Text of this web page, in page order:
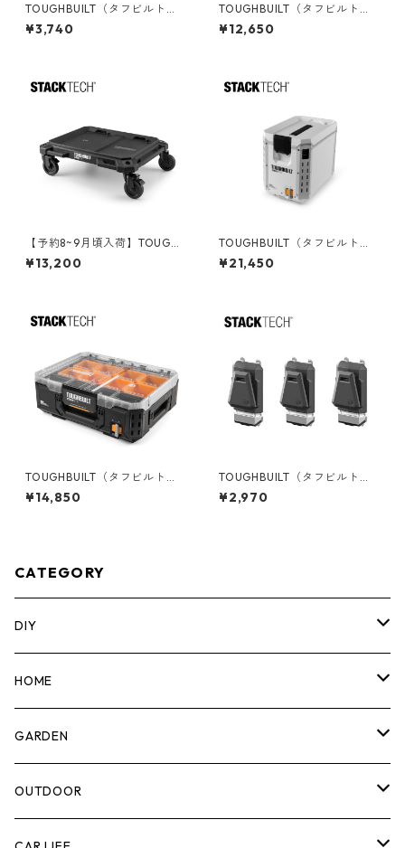
TOUGHBUILT（タフビルト）S
TACK TECH(スタックテック)
フロントバー TB-B1-A-30W
¥3,740
TOUGHBUILT（タフビルト）S
TACK TECH(スタックテック)
ツールバッグ【ハーフサイ
¥12,650
【予約8~9月頃入荷】TOUGHB
UILT（タフビルト）STACK TE
CH(スタックテック) ドーリー
¥13,200
TOUGHBUILT（タフビルト）S
TACK TECH(スタックテック)
ハードクーラー16qt TB-B1-C-
¥21,450
TOUGHBUILT（タフビルト）S
TACK TECH(スタックテック)
フルオーガナイザー TB-B1-O
¥14,850
TOUGHBUILT（タフビルト）S
TACK TECH(スタックテック)
オプションClipTechハブ（3P
¥2,970
CATEGORY
DIY
マーカー
計測機器
腰袋・ツールホルスター
HOME
5ガロンバケツ
キッチン
GARDEN
剪定ばさみ
OUTDOOR